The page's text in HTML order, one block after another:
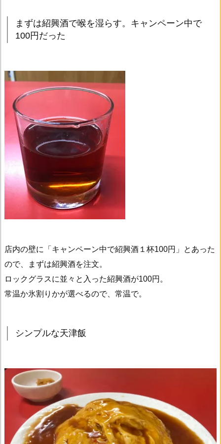
まずは紹興酒で喉を湿らす。キャンペーン中で
100円だった
店内の壁に「キャンペーン中で紹興酒１杯100円」とあった
ので、まずは紹興酒を注文。
ロックグラスに並々と入った紹興酒が100円。
常温か氷割りかが選べるので、常温で。
シンプルな天津飯